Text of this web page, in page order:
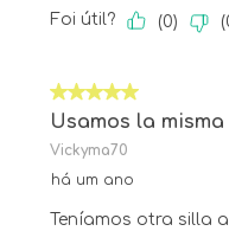
Foi útil? (0) (
5 em 5 estrelas.
Usamos la
Vickyma70
há um ano
Teníamos otra silla